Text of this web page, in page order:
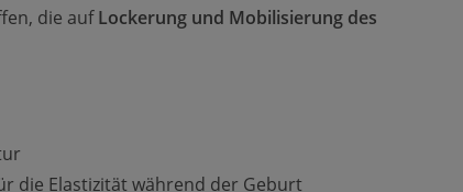
die aufLockerung und Mobilisierung des
die Elastizität während der Geburt